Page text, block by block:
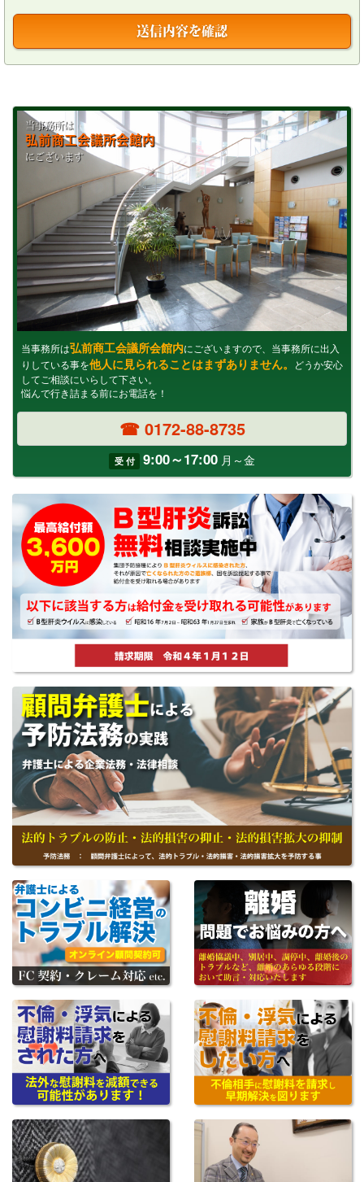
送信内容を確認
当事務所は
弘前商工会議所会館内
にございます
当事務所は弘前商工会議所会館内にございますので、当事務所に出入
りしている事を他人に見られることはまずありません。
どうか安心
してご相談にいらして下さい。
悩んで行き詰まる前にお電話を！
☎ 0172-88-8735
受 付 9:00～17:00月～金